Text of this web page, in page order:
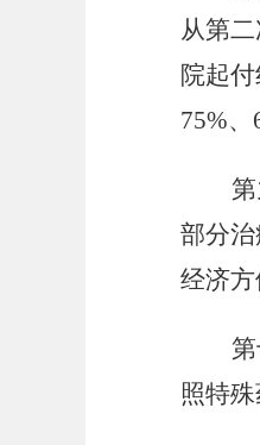
从第
院起
75%
部分
经济
照特